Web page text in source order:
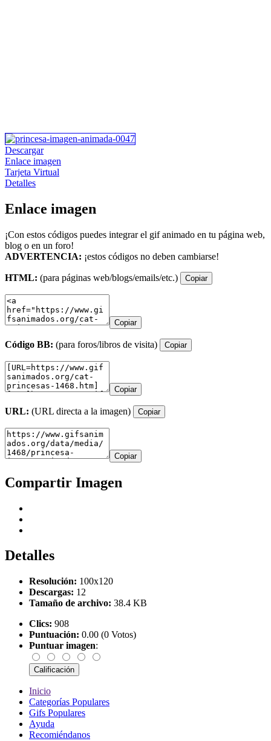
Descargar
Enlace imagen
Tarjeta Virtual
Detalles
Enlace imagen
¡Con estos códigos puedes integrar el gif animado en tu página web,
blog o en un foro!
ADVERTENCIA: ¡estos códigos no deben cambiarse!
HTML: (para páginas web/blogs/emails/etc.) Copiar
Copiar
Código BB: (para foros/libros de visita) Copiar
Copiar
URL: (URL directa a la imagen) Copiar
Copiar
Compartir Imagen
Detalles
Resolución: 100x120
Descargas: 12
Tamaño de archivo: 38.4 KB
Clics: 908
Puntuación: 0.00 (0 Votos)
Puntuar imagen:
Inicio
Categorías Populares
Gifs Populares
Ayuda
Recomiéndanos